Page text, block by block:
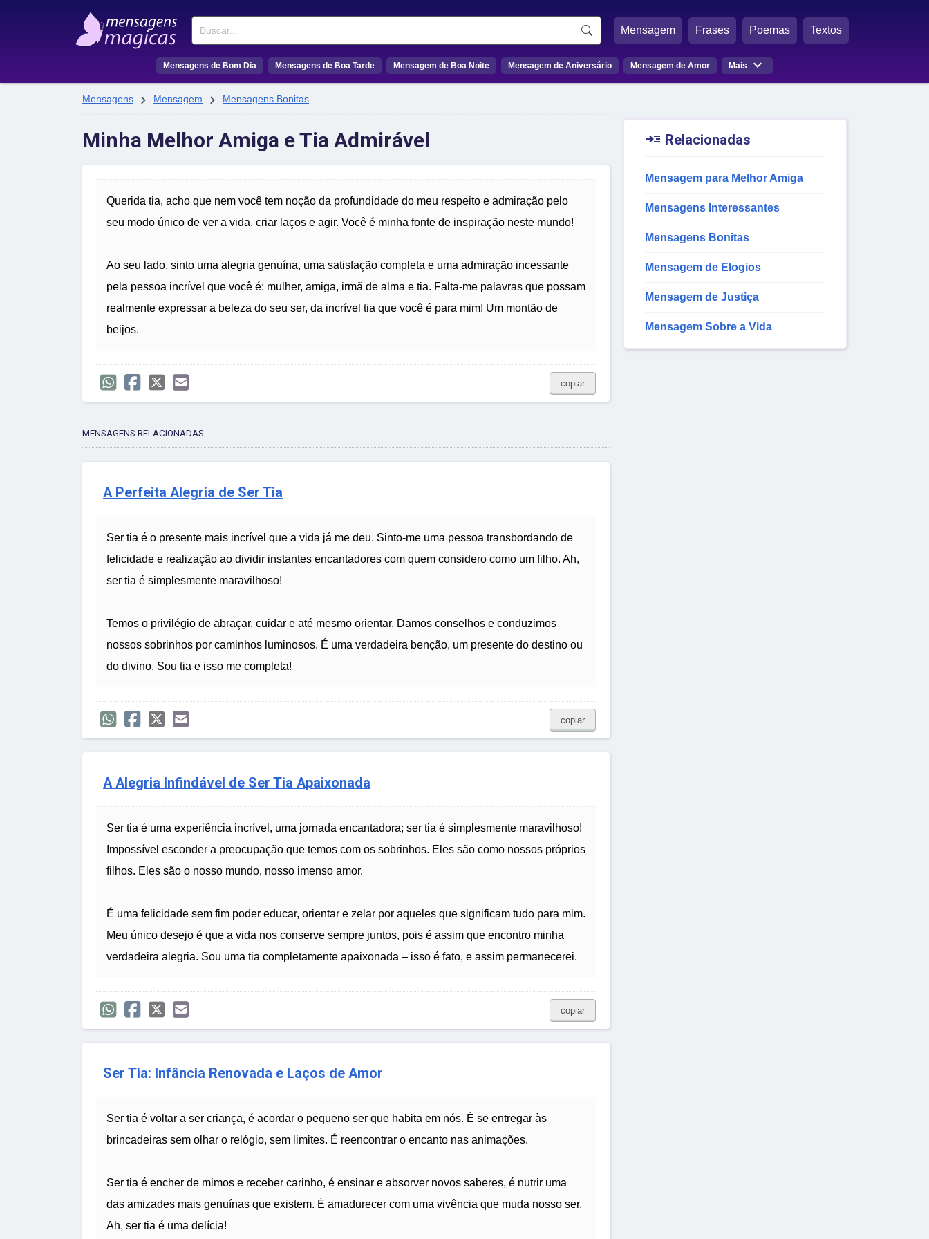
Buscar Mensagem Frases Poemas Textos
Mensagens de Bom Dia Mensagens de Boa Tarde Mensagem de Boa Noite Mensagem de Aniversário Mensagem de Amor Mais 
Mensagens  Mensagem  Mensagens Bonitas
Minha Melhor Amiga e Tia Admirável
Querida tia, acho que nem você tem noção da profundidade do meu respeito e admiração pelo
seu modo único de ver a vida, criar laços e agir. Você é minha fonte de inspiração neste mundo!
Ao seu lado, sinto uma alegria genuína, uma satisfação completa e uma admiração incessante
pela pessoa incrível que você é: mulher, amiga, irmã de alma e tia. Falta-me palavras que possam
realmente expressar a beleza do seu ser, da incrível tia que você é para mim! Um montão de
beijos.
copiar
MENSAGENS RELACIONADAS
A Perfeita Alegria de Ser Tia
Ser tia é o presente mais incrível que a vida já me deu. Sinto-me uma pessoa transbordando de
felicidade e realização ao dividir instantes encantadores com quem considero como um filho. Ah,
ser tia é simplesmente maravilhoso!
Temos o privilégio de abraçar, cuidar e até mesmo orientar. Damos conselhos e conduzimos
nossos sobrinhos por caminhos luminosos. É uma verdadeira benção, um presente do destino ou
do divino. Sou tia e isso me completa!
copiar
A Alegria Infindável de Ser Tia Apaixonada
Ser tia é uma experiência incrível, uma jornada encantadora; ser tia é simplesmente maravilhoso!
Impossível esconder a preocupação que temos com os sobrinhos. Eles são como nossos próprios
filhos. Eles são o nosso mundo, nosso imenso amor.
É uma felicidade sem fim poder educar, orientar e zelar por aqueles que significam tudo para mim.
Meu único desejo é que a vida nos conserve sempre juntos, pois é assim que encontro minha
verdadeira alegria. Sou uma tia completamente apaixonada – isso é fato, e assim permanecerei.
copiar
Ser Tia: Infância Renovada e Laços de Amor
Ser tia é voltar a ser criança, é acordar o pequeno ser que habita em nós. É se entregar às
brincadeiras sem olhar o relógio, sem limites. É reencontrar o encanto nas animações.
Ser tia é encher de mimos e receber carinho, é ensinar e absorver novos saberes, é nutrir uma
das amizades mais genuínas que existem. É amadurecer com uma vivência que muda nosso ser.
Ah, ser tia é uma delícia!
 Relacionadas
Mensagem para Melhor Amiga
Mensagens Interessantes
Mensagens Bonitas
Mensagem de Elogios
Mensagem de Justiça
Mensagem Sobre a Vida